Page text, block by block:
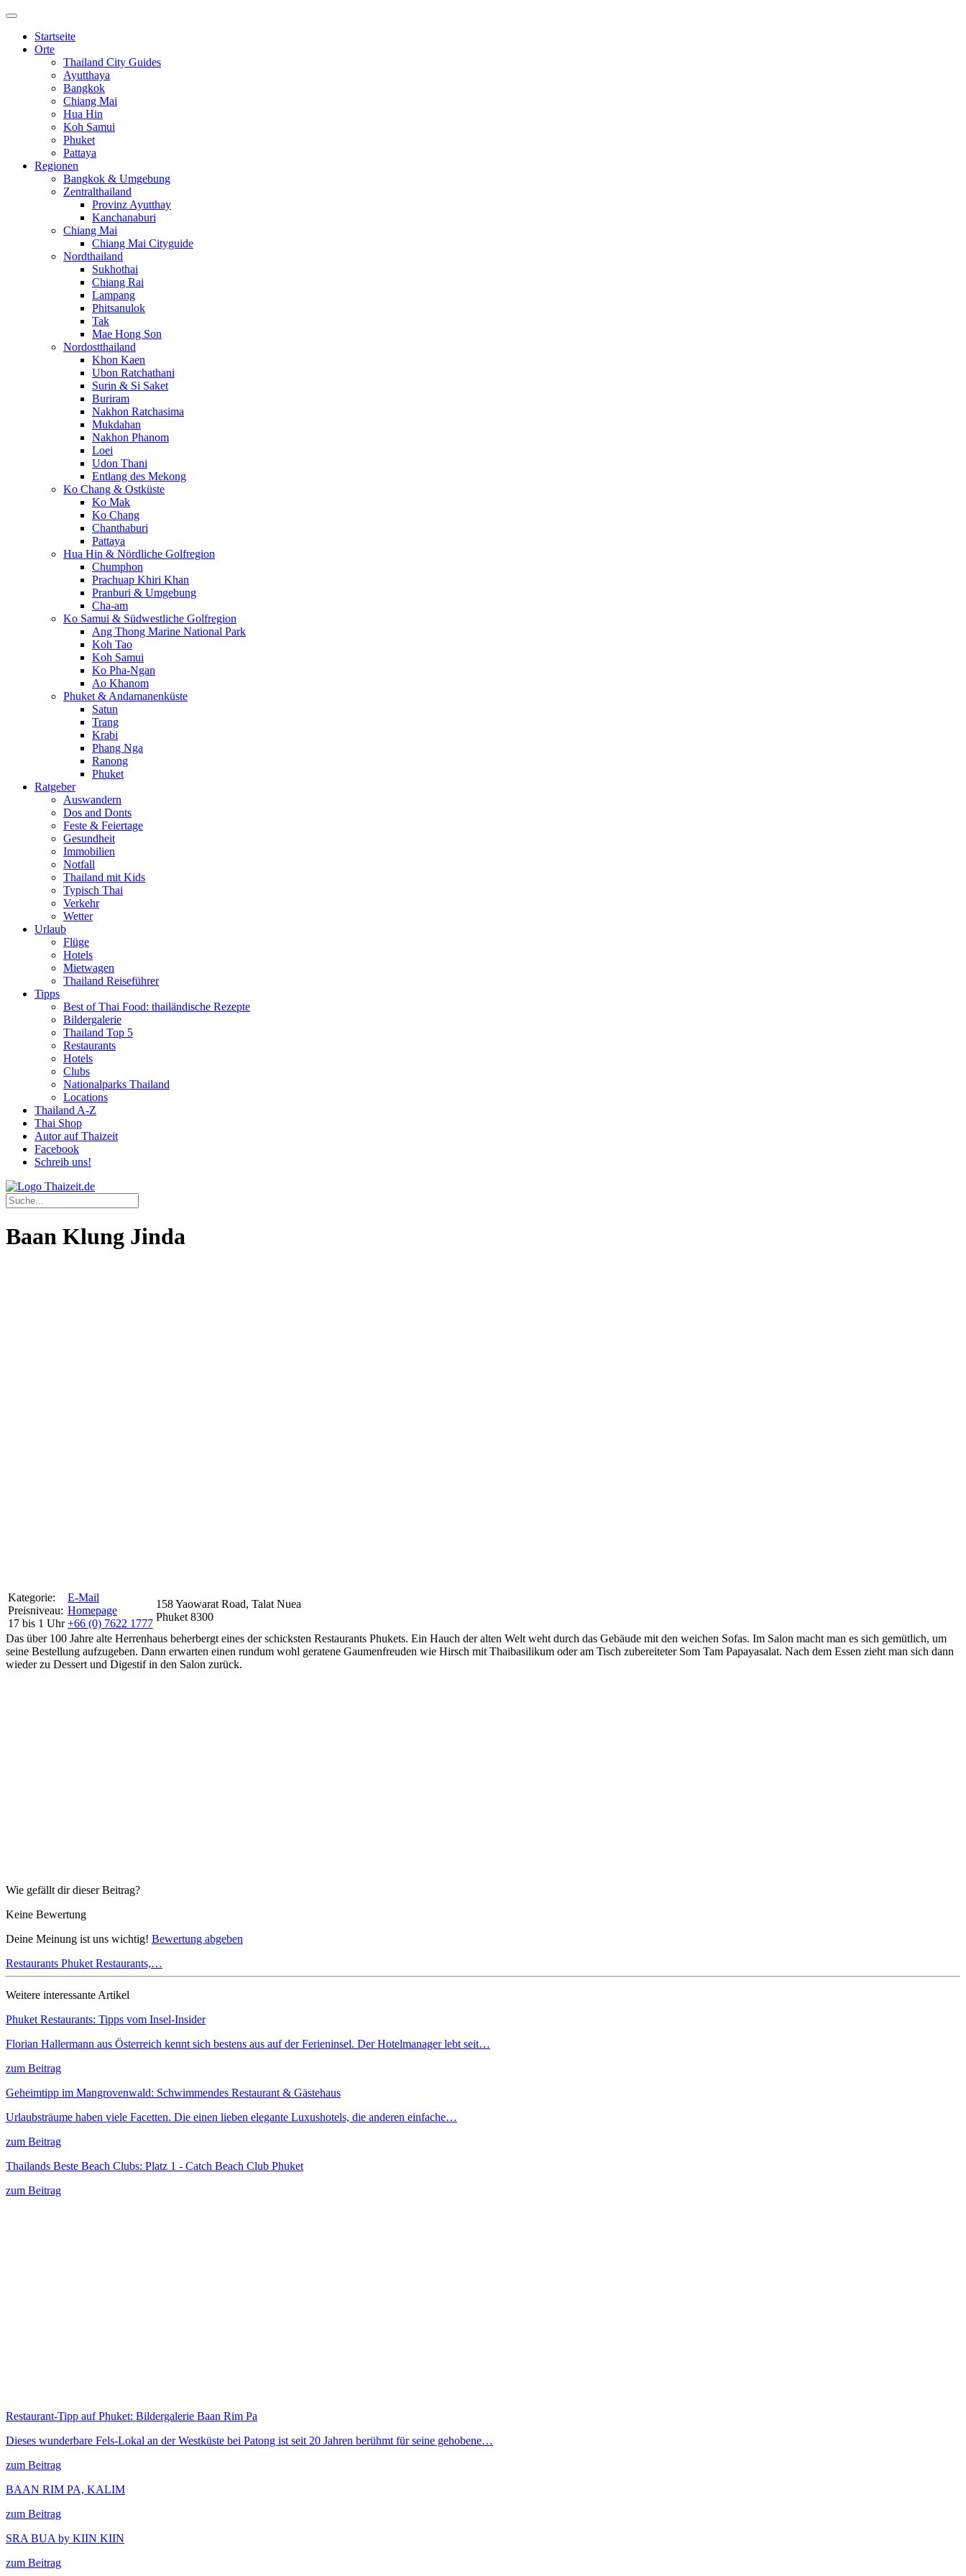
Startseite
Orte
Thailand City Guides
Ayutthaya
Bangkok
Chiang Mai
Hua Hin
Koh Samui
Phuket
Pattaya
Regionen
Bangkok & Umgebung
Zentralthailand
Provinz Ayutthay
Kanchanaburi
Chiang Mai
Chiang Mai Cityguide
Nordthailand
Sukhothai
Chiang Rai
Lampang
Phitsanulok
Tak
Mae Hong Son
Nordostthailand
Khon Kaen
Ubon Ratchathani
Surin & Si Saket
Buriram
Nakhon Ratchasima
Mukdahan
Nakhon Phanom
Loei
Udon Thani
Entlang des Mekong
Ko Chang & Ostküste
Ko Mak
Ko Chang
Chanthaburi
Pattaya
Hua Hin & Nördliche Golfregion
Chumphon
Prachuap Khiri Khan
Pranburi & Umgebung
Cha-am
Ko Samui & Südwestliche Golfregion
Ang Thong Marine National Park
Koh Tao
Koh Samui
Ko Pha-Ngan
Ao Khanom
Phuket & Andamanenküste
Satun
Trang
Krabi
Phang Nga
Ranong
Phuket
Ratgeber
Auswandern
Dos and Donts
Feste & Feiertage
Gesundheit
Immobilien
Notfall
Thailand mit Kids
Typisch Thai
Verkehr
Wetter
Urlaub
Flüge
Hotels
Mietwagen
Thailand Reiseführer
Tipps
Best of Thai Food: thailändische Rezepte
Bildergalerie
Thailand Top 5
Restaurants
Hotels
Clubs
Nationalparks Thailand
Locations
Thailand A-Z
Thai Shop
Autor auf Thaizeit
Facebook
Schreib uns!
Baan Klung Jinda
Kategorie:
Preisniveau:
17 bis 1 Uhr
E-Mail
Homepage
+66 (0) 7622 1777
158 Yaowarat Road, Talat Nuea
Phuket 8300
Das über 100 Jahre alte Herrenhaus beherbergt eines der schicksten Restaurants Phukets. Ein Hauch der alten Welt weht durch das Gebäude mit den weichen Sofas. Im Salon macht man es sich gemütlich, um
seine Bestellung aufzugeben. Dann erwarten einen rundum wohl geratene Gaumenfreuden wie Hirsch mit Thaibasilikum oder am Tisch zubereiteter Som Tam Papayasalat. Nach dem Essen zieht man sich dann
wieder zu Dessert und Digestif in den Salon zurück.
Wie gefällt dir dieser Beitrag?
Keine Bewertung
Deine Meinung ist uns wichtig! Bewertung abgeben
Restaurants Phuket Restaurants,…
Weitere interessante Artikel
Phuket Restaurants: Tipps vom Insel-Insider
Florian Hallermann aus Österreich kennt sich bestens aus auf der Ferieninsel. Der Hotelmanager lebt seit…
zum Beitrag
Geheimtipp im Mangrovenwald: Schwimmendes Restaurant & Gästehaus
Urlaubsträume haben viele Facetten. Die einen lieben elegante Luxushotels, die anderen einfache…
zum Beitrag
Thailands Beste Beach Clubs: Platz 1 - Catch Beach Club Phuket
zum Beitrag
Restaurant-Tipp auf Phuket: Bildergalerie Baan Rim Pa
Dieses wunderbare Fels-Lokal an der Westküste bei Patong ist seit 20 Jahren berühmt für seine gehobene…
zum Beitrag
BAAN RIM PA, KALIM
zum Beitrag
SRA BUA by KIIN KIIN
zum Beitrag